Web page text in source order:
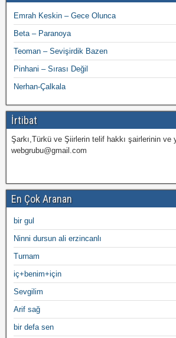
Emrah Keskin – Gece Olunca
Beta – Paranoya
Teoman – Sevişirdik Bazen
Pinhani – Sırası Değil
Nerhan-Çalkala
İrtibat
Şarkı,Türkü ve Şiirlerin telif hakkı şairlerinin ve
webgrubu@gmail.com
En Çok Aranan
bir gul
Ninni dursun ali erzincanlı
Turnam
iç+benim+için
Sevgilim
Arif sağ
bir defa sen